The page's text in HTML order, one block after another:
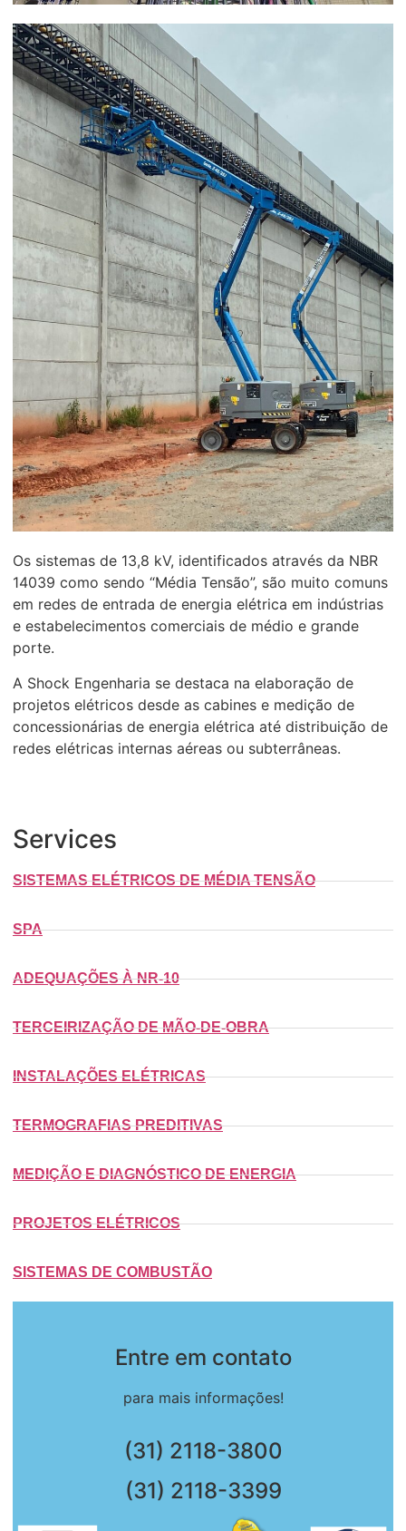
Services
SISTEMAS ELÉTRICOS DE MÉDIA TENSÃO
SPA
ADEQUAÇÕES À NR-10
TERCEIRIZAÇÃO DE MÃO-DE-OBRA
INSTALAÇÕES ELÉTRICAS
TERMOGRAFIAS PREDITIVAS
MEDIÇÃO E DIAGNÓSTICO DE ENERGIA
PROJETOS ELÉTRICOS
SISTEMAS DE COMBUSTÃO
Entre em contato
para mais informações!
(31) 2118-3800
(31) 2118-3399
Os sistemas de 13,8 kV, identificados através da NBR
14039 como sendo “Média Tensão”, são muito comuns
em redes de entrada de energia elétrica em indústrias
e estabelecimentos comerciais de médio e grande
porte.
A Shock Engenharia se destaca na elaboração de
projetos elétricos desde as cabines e medição de
concessionárias de energia elétrica até distribuição de
redes elétricas internas aéreas ou subterrâneas.